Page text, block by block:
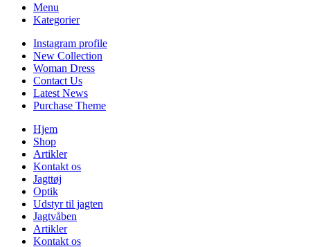
Menu
Kategorier
Instagram profile
New Collection
Woman Dress
Contact Us
Latest News
Purchase Theme
Hjem
Shop
Artikler
Kontakt os
Jagttøj
Optik
Udstyr til jagten
Jagtvåben
Artikler
Kontakt os